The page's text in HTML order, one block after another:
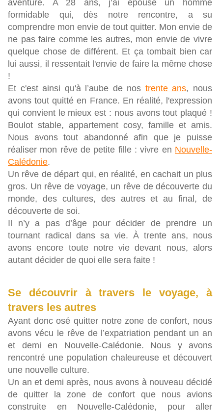
aventure. A 28 ans, j’ai épousé un homme
formidable qui, dès notre rencontre, a su
comprendre mon envie de tout quitter. Mon envie de
ne pas faire comme les autres, mon envie de vivre
quelque chose de différent. Et ça tombait bien car
lui aussi, il ressentait l'envie de faire la même chose
!
Et c'est ainsi qu'à l’aube de nos trente ans, nous
avons tout quitté en France. En réalité, l'expression
qui convient le mieux est : nous avons tout plaqué !
Boulot stable, appartement cosy, famille et amis.
Nous avons tout abandonné afin que je puisse
réaliser mon rêve de petite fille : vivre en Nouvelle-
Calédonie.
Un rêve de départ qui, en réalité, en cachait un plus
gros. Un rêve de voyage, un rêve de découverte du
monde, des cultures, des autres et au final, de
découverte de soi.
Il n’y a pas d’âge pour décider de prendre un
tournant radical dans sa vie. À trente ans, nous
avons encore toute notre vie devant nous, alors
autant décider de quoi elle sera faite !
Se découvrir à travers le voyage, à
travers les autres
Ayant donc osé quitter notre zone de confort, nous
avons vécu le rêve de l’expatriation pendant un an
et demi en Nouvelle-Calédonie. Nous y avons
rencontré une population chaleureuse et découvert
une nouvelle culture.
Un an et demi après, nous avons à nouveau décidé
de quitter la zone de confort que nous avions
construite en Nouvelle-Calédonie, pour aller